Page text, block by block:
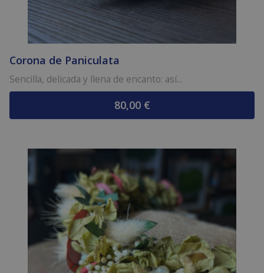
Corona de Paniculata
Sencilla, delicada y llena de encanto: así...
80,00 €